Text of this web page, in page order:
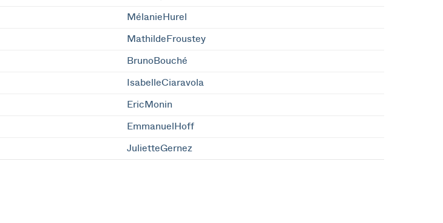
MélanieHurel
MathildeFroustey
BrunoBouché
IsabelleCiaravola
EricMonin
EmmanuelHoff
JulietteGernez